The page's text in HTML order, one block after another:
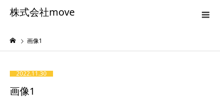
株式会社move
画像1
2022.11.30
画像1